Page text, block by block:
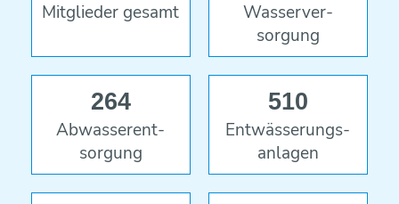
Mitglieder gesamt
Wasser­ver­
sorgung
264
Abwasser­ent­
sorgung
510
Ent­wässer­ungs­
anlagen